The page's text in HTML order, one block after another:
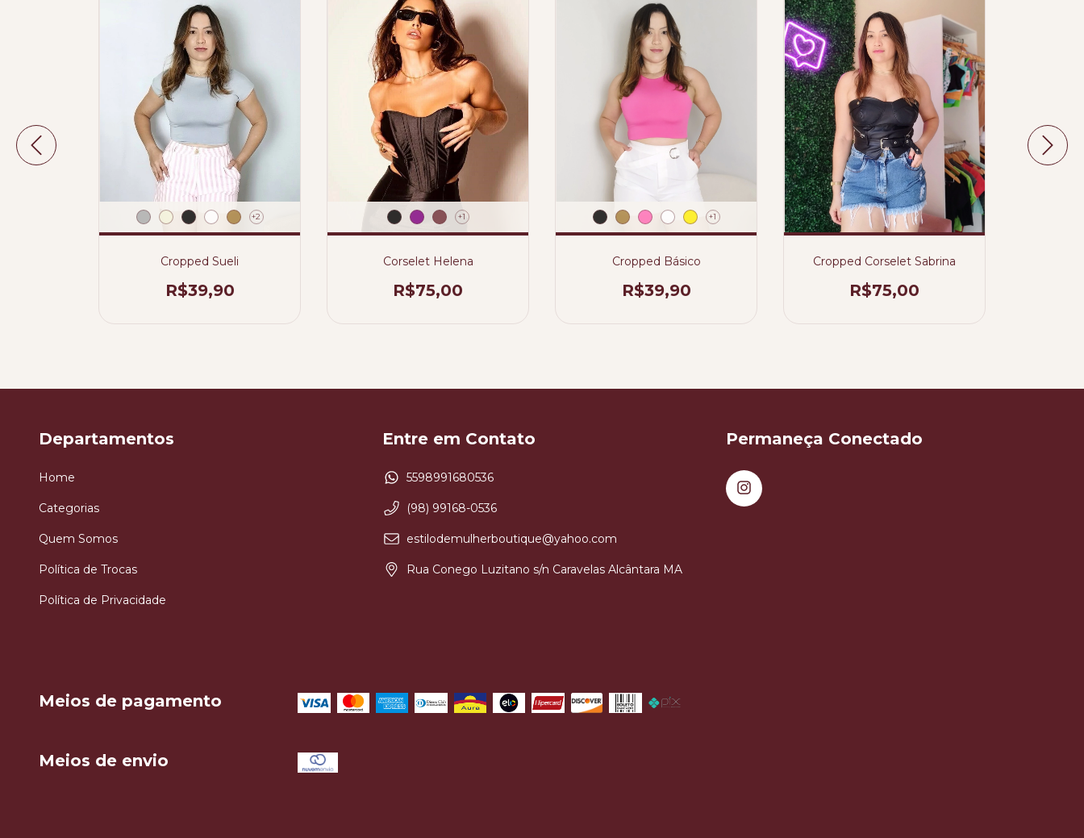
+2
Cropped Sueli
R$39,90
+1
Corselet Helena
R$75,00
+1
Cropped Básico
R$39,90
Cropped Corselet Sabrina
R$75,00
Departamentos
Home
Categorias
Quem Somos
Política de Trocas
Política de Privacidade
Entre em Contato
5598991680536
(98) 99168-0536
estilodemulherboutique@yahoo.com
Rua Conego Luzitano s/n Caravelas Alcântara MA
Permaneça Conectado
Meios de pagamento
Meios de envio